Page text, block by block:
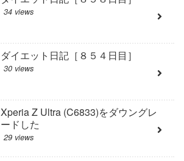
34 views
ダイエット日記［８５４日目］
30 views
Xperia Z Ultra (C6833)をダウングレ
ードした
29 views